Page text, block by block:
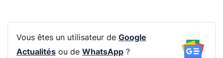
Vous êtes un utilisateur de Google
Actualitésou de WhatsApp?